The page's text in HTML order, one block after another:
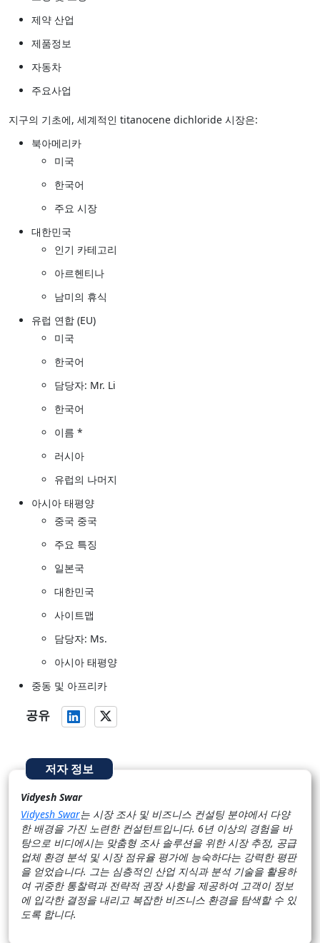
제약 산업
제품정보
자동차
주요사업
지구의 기초에, 세계적인 titanocene dichloride 시장은:
북아메리카
미국
한국어
주요 시장
대한민국
인기 카테고리
아르헨티나
남미의 휴식
유럽 연합 (EU)
미국
한국어
담당자: Mr. Li
한국어
이름 *
러시아
유럽의 나머지
아시아 태평양
중국 중국
주요 특징
일본국
대한민국
사이트맵
담당자: Ms.
아시아 태평양
중동 및 아프리카
공유
저자 정보
Vidyesh Swar
Vidyesh Swar는 시장 조사 및 비즈니스 컨설팅 분야에서 다양
한 배경을 가진 노련한 컨설턴트입니다. 6년 이상의 경험을 바
탕으로 비디에시는 맞춤형 조사 솔루션을 위한 시장 추정, 공급
업체 환경 분석 및 시장 점유율 평가에 능숙하다는 강력한 평판
을 얻었습니다. 그는 심층적인 산업 지식과 분석 기술을 활용하
여 귀중한 통찰력과 전략적 권장 사항을 제공하여 고객이 정보
에 입각한 결정을 내리고 복잡한 비즈니스 환경을 탐색할 수 있
도록 합니다.